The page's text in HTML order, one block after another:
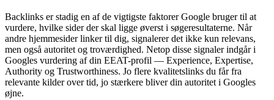
Backlinks er stadig en af de vigtigste faktorer Google bruger til at
vurdere, hvilke sider der skal ligge øverst i søgeresultaterne. Når
andre hjemmesider linker til dig, signalerer det ikke kun relevans,
men også autoritet og troværdighed. Netop disse signaler indgår i
Googles vurdering af din EEAT-profil — Experience, Expertise,
Authority og Trustworthiness. Jo flere kvalitetslinks du får fra
relevante kilder over tid, jo stærkere bliver din autoritet i Googles
øjne.